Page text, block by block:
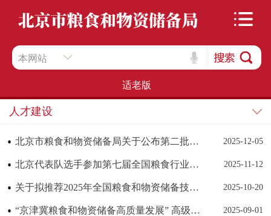
本网站
适老版
人才建设
北京市粮食和物资储备局关于公布第二批北京市粮食和物资储备高水平人才库入库人员名单的通知 2025-12-05
北京代表队选手参加第七届全国粮食行业职业技能竞赛决赛 2025-11-12
关于拟推荐2025年全国粮食和物资储备技能大师候选人的公示 2025-10-20
“京津冀粮食和物资储备高质量发展” 高级研修班成功举办 2025-09-01